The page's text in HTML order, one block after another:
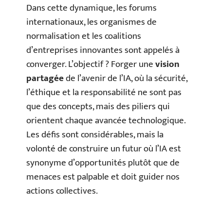
Dans cette dynamique, les forums
internationaux, les organismes de
normalisation et les coalitions
d’entreprises innovantes sont appelés à
converger. L’objectif ? Forger unevision
partagéede l’avenir de l’IA, où la sécurité,
l’éthique et la responsabilité ne sont pas
que des concepts, mais des piliers qui
orientent chaque avancée technologique.
Les défis sont considérables, mais la
volonté de construire un futur où l’IA est
synonyme d’opportunités plutôt que de
menaces est palpable et doit guider nos
actions collectives.